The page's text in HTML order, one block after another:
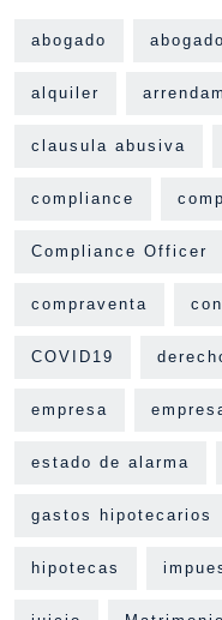
abogado
alquiler
clausula abusiva
compliance
Compliance Officer
compraventa
COVID19
empresa
estado de alarma
gastos hipotecarios
hipotecas